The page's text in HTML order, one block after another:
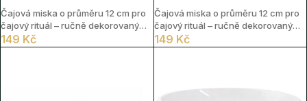
Čajová miska o průměru 12 cm pro
čajový rituál – ručně dekorovaný
vzor
149 Kč
Čajová miska o průměru 12 cm pro
čajový rituál – ručně dekorovaný
vzor
149 Kč